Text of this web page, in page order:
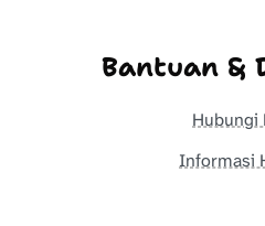
Bantuan &
Hubungi
Informasi